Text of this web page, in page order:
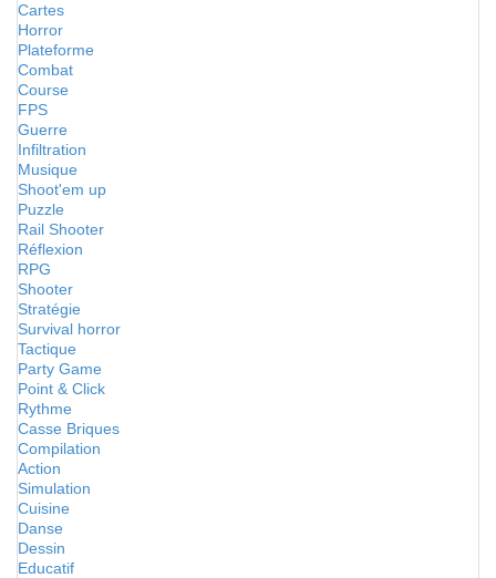
Cartes
Horror
Plateforme
Combat
Course
FPS
Guerre
Infiltration
Musique
Shoot'em up
Puzzle
Rail Shooter
Réflexion
RPG
Shooter
Stratégie
Survival horror
Tactique
Party Game
Point & Click
Rythme
Casse Briques
Compilation
Action
Simulation
Cuisine
Danse
Dessin
Educatif